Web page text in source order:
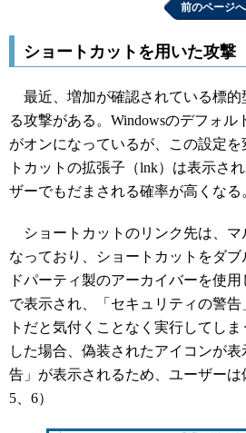
前のページへ
ショートカットを用いた攻撃
最近、増加が確認されている標的
る攻撃がある。Windowsのデフォ
がオンになっているが、この設定
トカットの拡張子（lnk）は表示さ
ザーでもだまされる確率が高くなる
ショートカットのリンク先は、マ
なっており、ショートカットをダ
ドパーティ製のアーカイバーを使
で表示され、「セキュリティの警
トだと気付くことなく実行してし
した場合、偽装されたアイコンが
告」が表示されるため、ユーザー
5、6）